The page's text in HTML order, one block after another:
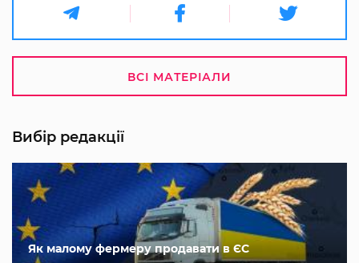
ВСІ МАТЕРІАЛИ
Вибір редакції
Як малому фермеру продавати в ЄС